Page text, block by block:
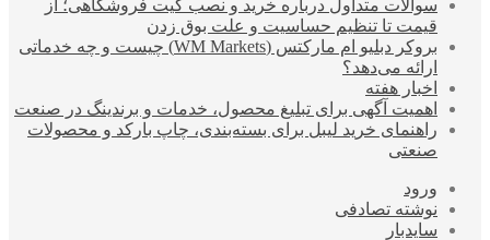
سوالات متداول درباره خرید و نصب گیت فروشگاهی؛ از
قیمت تا تنظیم حساسیت و علت بوق زدن
بروکر دبلیو ام مارکتس (WM Markets) چیست و چه خدماتی
ارائه می‌دهد؟
اخبار هفته
اهمیت آگهی برای تبلیغ محصول، خدمات و برندینگ در صنعت
راهنمای خرید لیبل برای بسته‌بندی، چاپ بارکد و محصولات
صنعتی
ورود
نوشته تصادفی
سایدبار